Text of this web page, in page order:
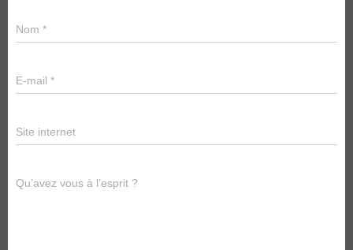
Nom *
E-mail *
Site internet
Qu’avez vous à l’esprit ?